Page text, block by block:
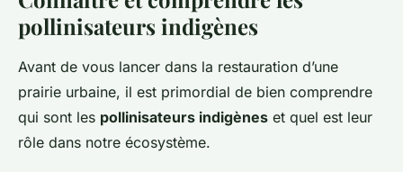
pollinisateurs indigènes
Avant de vous lancer dans la restauration d’une
prairie urbaine, il est primordial de bien comprendre
qui sont les pollinisateurs indigènes et quel est leur
rôle dans notre écosystème.